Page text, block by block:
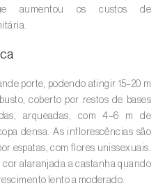
(-
e medicinais
Mentha, Ocimum,
Laurus, Majorana,
e outras)
que aumentou os custos de
porte, podendo atingir 15–20 m
coberto por restos de bases
arqueadas, com 4–6 m de
densa. As inflorescências são
espatas, com flores unissexuais.
alaranjada a castanha quando
lento a moderado.